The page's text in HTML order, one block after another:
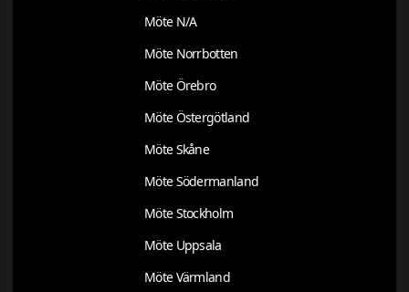
Möte N/A
Möte Norrbotten
Möte Örebro
Möte Östergötland
Möte Skåne
Möte Södermanland
Möte Stockholm
Möte Uppsala
Möte Värmland